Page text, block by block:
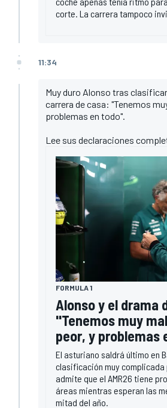
corte. La carrera tampoco
11:34
Muy duro Alonso tras
carrera de casa: "Tenemos
problemas en todo".
Lee sus declaraciones
FORMULA 1
Alonso y el drama
"Tenemos muy
peor, y problemas
El asturiano saldrá último en
clasificación muy complicada
admite que el AMR26 tiene
áreas mientras esperan las
mitad del año.